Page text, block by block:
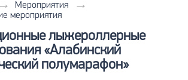
Мероприятия
мероприятия
лыжероллерные
«Алабинский
полумарафон»